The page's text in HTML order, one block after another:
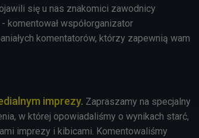
się u nas znakomici zawodnicy
współorganizator
komentatorów, którzy zapewnią wam
imprezy. Zapraszamy na specjalny
w której opowiadaliśmy o wynikach starć,
imprezy i kibicami. Komentowaliśmy